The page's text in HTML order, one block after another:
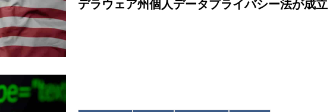
デラウェア州個人データプライバシー法が成立